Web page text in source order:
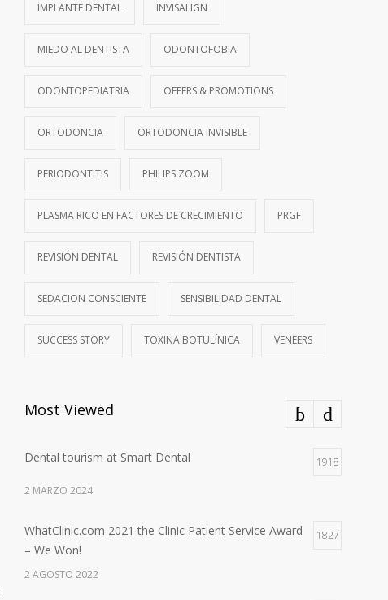
IMPLANTE DENTAL INVISALIGN
MIEDO AL DENTISTA ODONTOFOBIA
ODONTOPEDIATRIA OFFERS & PROMOTIONS
ORTODONCIA ORTODONCIA INVISIBLE
PERIODONTITIS PHILIPS ZOOM
PLASMA RICO EN FACTORES DE CRECIMIENTO PRGF
REVISIÓN DENTAL REVISIÓN DENTISTA
SEDACION CONSCIENTE SENSIBILIDAD DENTAL
SUCCESS STORY TOXINA BOTULÍNICA VENEERS
Most Viewed
Dental tourism at Smart Dental 1918
2 MARZO 2024
WhatClinic.com 2021 the Clinic Patient Service Award
– We Won!
1827
2 AGOSTO 2022